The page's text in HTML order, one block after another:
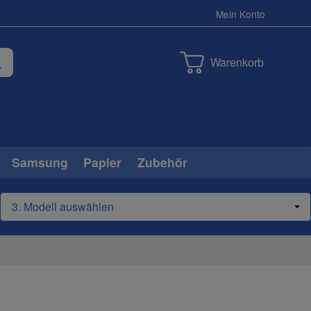
Mein Konto
Warenkorb
Samsung Papier Zubehör